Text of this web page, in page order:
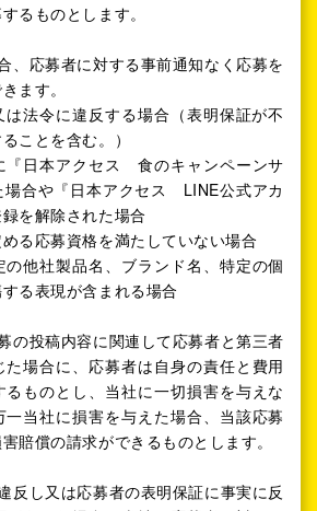
るものとします。
、応募者に対する事前通知なく応募を
ます。
法令に違反する場合（表明保証が不
ことを含む。）
日本アクセス 食のキャンペーンサ
場合や『日本アクセス LINE公式アカ
を解除された場合
る応募資格を満たしていない場合
他社製品名、ブランド名、特定の個
る表現が含まれる場合
の投稿内容に関連して応募者と第三者
た場合に、応募者は自身の責任と費用
ものとし、当社に一切損害を与えな
当社に損害を与えた場合、当該応募
賠償の請求ができるものとします。
反し又は応募者の表明保証に事実に反